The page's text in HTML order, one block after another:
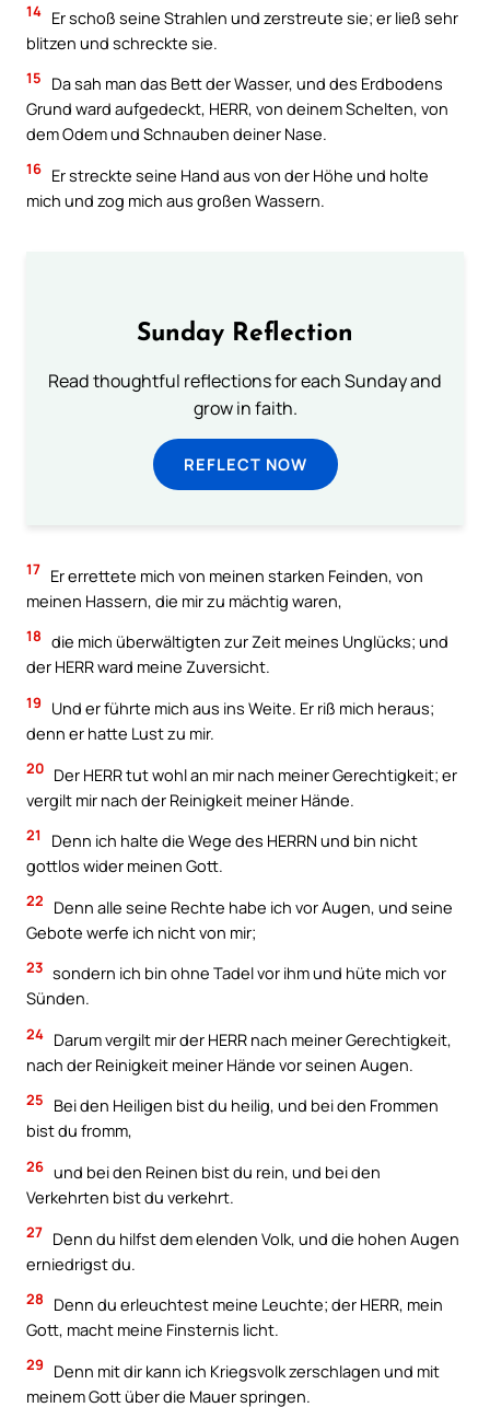
14 Er schoß seine Strahlen und zerstreute sie; er ließ sehr
blitzen und schreckte sie.
15
Da sah man das Bett der Wasser, und des Erdbodens
Grund ward aufgedeckt, HERR, von deinem Schelten, von
dem Odem und Schnauben deiner Nase.
16 Er streckte seine Hand aus von der Höhe und holte
mich und zog mich aus großen Wassern.
Sunday Reflection
Read thoughtful reflections for each Sunday and
grow in faith.
REFLECT NOW
17 Er errettete mich von meinen starken Feinden, von
meinen Hassern, die mir zu mächtig waren,
18 die mich überwältigten zur Zeit meines Unglücks; und
der HERR ward meine Zuversicht.
19
Und er führte mich aus ins Weite. Er riß mich heraus;
denn er hatte Lust zu mir.
20 Der HERR tut wohl an mir nach meiner Gerechtigkeit; er
vergilt mir nach der Reinigkeit meiner Hände.
21
Denn ich halte die Wege des HERRN und bin nicht
gottlos wider meinen Gott.
22
Denn alle seine Rechte habe ich vor Augen, und seine
Gebote werfe ich nicht von mir;
23 sondern ich bin ohne Tadel vor ihm und hüte mich vor
Sünden.
24 Darum vergilt mir der HERR nach meiner Gerechtigkeit,
nach der Reinigkeit meiner Hände vor seinen Augen.
25
Bei den Heiligen bist du heilig, und bei den Frommen
bist du fromm,
26 und bei den Reinen bist du rein, und bei den
Verkehrten bist du verkehrt.
27 Denn du hilfst dem elenden Volk, und die hohen Augen
erniedrigst du.
28
Denn du erleuchtest meine Leuchte; der HERR, mein
Gott, macht meine Finsternis licht.
29
Denn mit dir kann ich Kriegsvolk zerschlagen und mit
meinem Gott über die Mauer springen.